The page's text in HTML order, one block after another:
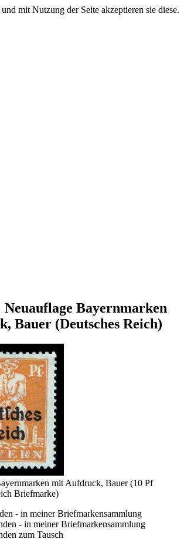
mit Nutzung der Seite akzeptieren sie diese.
Bayernmarken
Bauer (Deutsches Reich)
mit Aufdruck, Bauer (10 Pf
Briefmarke)